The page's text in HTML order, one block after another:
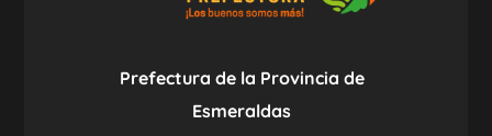
Prefectura de la Provincia de
Esmeraldas